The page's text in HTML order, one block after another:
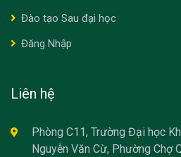
Đào tạo Sau đại học
Đăng Nhập
Liên hệ
Phòng C11, Trường Đại học
Nguyễn Văn Cừ, Phường Chợ